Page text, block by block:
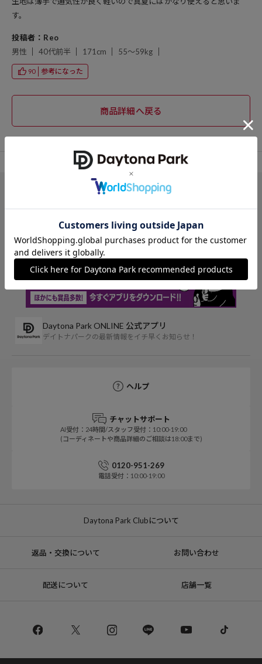
す。
投稿者：Reo
男性
40代前半 171cm 55～59kg
90 参考になった
パンツ その他パンツ アイテム詳細
Daytona Park ONLINE 公式アプリ
デイトナパークの最新情報をイチ早くお知らせ！
ヘルプ
チャットサポート
AI受付：24時間/スタッフ受付：10:00-19:00
(コーディネートや商品詳細のご相談は18:00まで)
0120-951-269
電話受付：10:00-19:00
Daytona Park Clubについて
返品・交換について お問い合わせ
配送について 店舗一覧